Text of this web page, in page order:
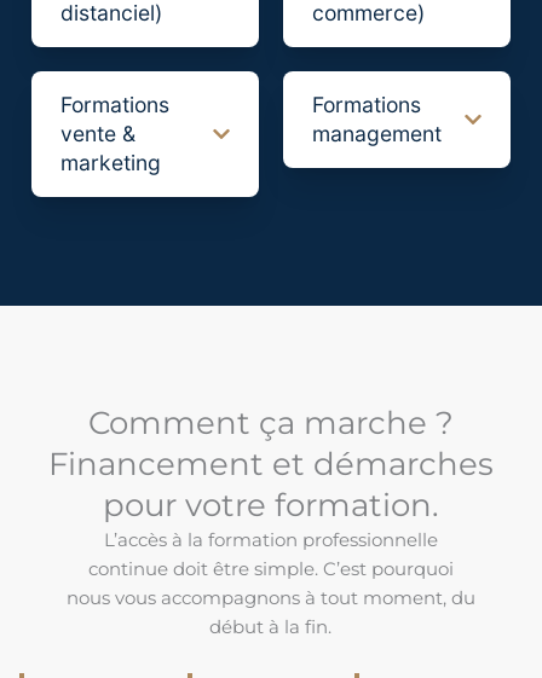
distanciel) commerce)
Formations
vente &
marketing
Formations
management
Comment ça marche ?
Financement et démarches
pour votre formation.
L’accès à la formation professionnelle
continue doit être simple. C’est pourquoi
nous vous accompagnons à tout moment, du
début à la fin.